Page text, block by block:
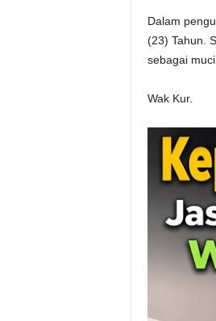
Dalam
(23) Tahun.
sebagai
Wak Kur.